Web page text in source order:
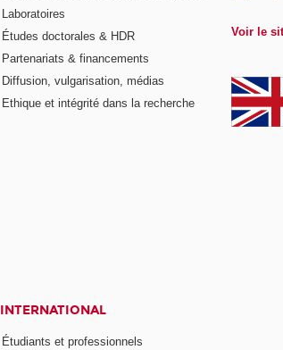
Laboratoires
Études doctorales & HDR
Partenariats & financements
Diffusion, vulgarisation, médias
Ethique et intégrité dans la recherche
INTERNATIONAL
Étudiants et professionnels
Voir le